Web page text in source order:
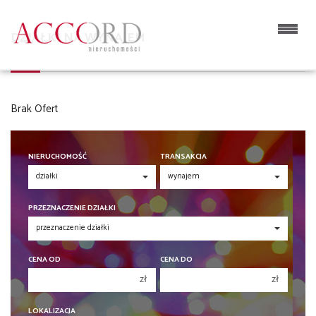
DZIAŁKI NA WYNAJEM
Brak Ofert
NIERUCHOMOŚĆ TRANSAKCJA
PRZEZNACZENIE DZIAŁKI
CENA OD
zł
150 000 zł
CENA DO
zł
150 000 zł
LOKALIZACJA